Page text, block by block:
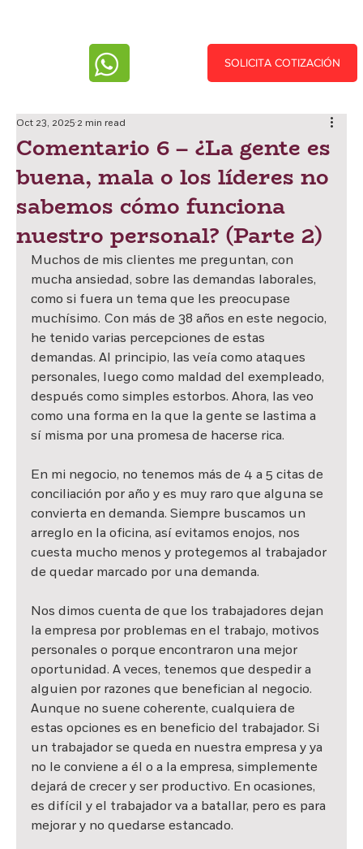
SOLICITA COTIZACIÓN
Comentario 6 – ¿La gente es
buena, mala o los líderes no
sabemos cómo funciona
nuestro personal? (Parte 2)
Oct 23, 2025 2 min read
Muchos de mis clientes me preguntan, con
mucha ansiedad, sobre las demandas laborales,
como si fuera un tema que les preocupase
muchísimo. Con más de 38 años en este negocio,
he tenido varias percepciones de estas
demandas. Al principio, las veía como ataques
personales, luego como maldad del exempleado,
después como simples estorbos. Ahora, las veo
como una forma en la que la gente se lastima a
sí misma por una promesa de hacerse rica.
En mi negocio, no tenemos más de 4 a 5 citas de
conciliación por año y es muy raro que alguna se
convierta en demanda. Siempre buscamos un
arreglo en la oficina, así evitamos enojos, nos
cuesta mucho menos y protegemos al trabajador
de quedar marcado por una demanda.
Nos dimos cuenta de que los trabajadores dejan
la empresa por problemas en el trabajo, motivos
personales o porque encontraron una mejor
oportunidad. A veces, tenemos que despedir a
alguien por razones que benefician al negocio.
Aunque no suene coherente, cualquiera de
estas opciones es en beneficio del trabajador. Si
un trabajador se queda en nuestra empresa y ya
no le conviene a él o a la empresa, simplemente
dejará de crecer y ser productivo. En ocasiones,
es difícil y el trabajador va a batallar, pero es para
mejorar y no quedarse estancado.